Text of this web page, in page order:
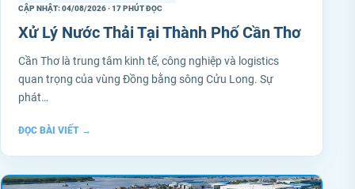
CẬP NHẬT: 04/08/2026 · 17 PHÚT ĐỌC
Xử Lý Nước Thải Tại Thành Phố Cần Thơ
Cần Thơ là trung tâm kinh tế, công nghiệp và logistics
quan trọng của vùng Đồng bằng sông Cửu Long. Sự
phát…
ĐỌC BÀI VIẾT →